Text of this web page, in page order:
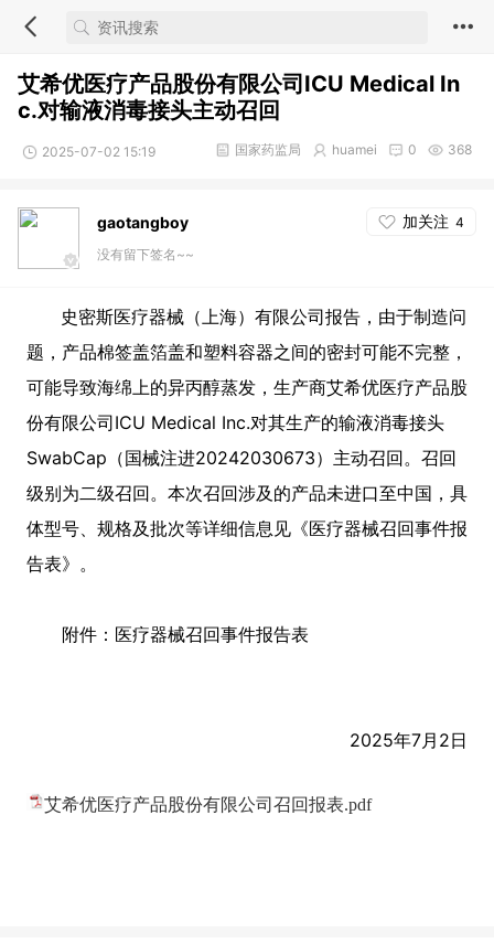
艾希优医疗产品股份有限公司ICU Medical In
c.对输液消毒接头主动召回
2025-07-02 15:19 368
0
huamei
国家药监局
gaotangboy 加关注 4
没有留下签名~~
史密斯医疗器械（上海）有限公司报告，由于制造问
题，产品棉签盖箔盖和塑料容器之间的密封可能不完整，
可能导致海绵上的异丙醇蒸发，生产商艾希优医疗产品股
份有限公司ICU Medical Inc.对其生产的输液消毒接头
SwabCap（国械注进20242030673）主动召回。召回
级别为二级召回。本次召回涉及的产品未进口至中国，具
体型号、规格及批次等详细信息见《医疗器械召回事件报
告表》。
附件：医疗器械召回事件报告表
2025年7月2日
艾希优医疗产品股份有限公司召回报表.pdf